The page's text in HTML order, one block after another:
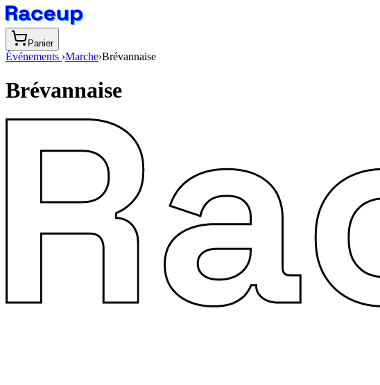
Panier
Événements ›Marche›Brévannaise
Brévannaise